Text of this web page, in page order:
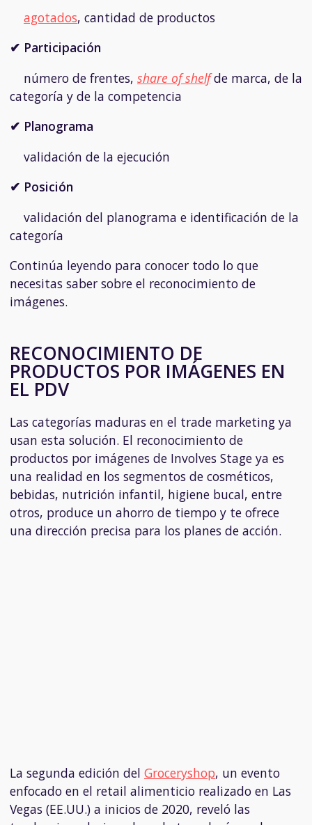
agotados, cantidad de productos
✔ Participación
número de frentes, share of shelf de marca, de la
categoría y de la competencia
✔ Planograma
validación de la ejecución
✔ Posición
validación del planograma e identificación de la
categoría
Continúa leyendo para conocer todo lo que
necesitas saber sobre el reconocimiento de
imágenes.
RECONOCIMIENTO DE
PRODUCTOS POR IMÁGENES EN
EL PDV
Las categorías maduras en el trade marketing ya
usan esta solución. El reconocimiento de
productos por imágenes de Involves Stage ya es
una realidad en los segmentos de cosméticos,
bebidas, nutrición infantil, higiene bucal, entre
otros, produce un ahorro de tiempo y te ofrece
una dirección precisa para los planes de acción.
La segunda edición del Groceryshop, un evento
enfocado en el retail alimenticio realizado en Las
Vegas (EE.UU.) a inicios de 2020, reveló las